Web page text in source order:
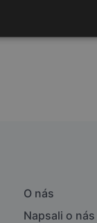
O nás
Napsali o nás